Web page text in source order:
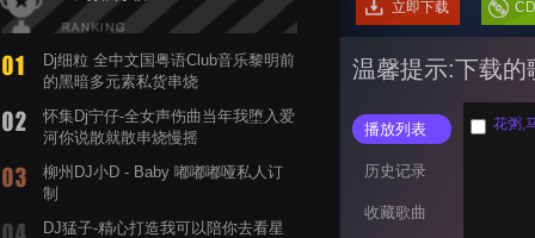
Dj细粒 全中文国粤语Club音乐黎明前
的黑暗多元素私货串烧
怀集Dj宁仔-全女声伤曲当年我堕入爱
河你说散就散串烧慢摇
柳州DJ小D - Baby 嘟嘟嘟哑私人订
制
DJ猛子-精心打造我可以陪你去看星
立即下载
温馨提示:下载的
播放列表
历史记录
收藏歌曲
花粥,